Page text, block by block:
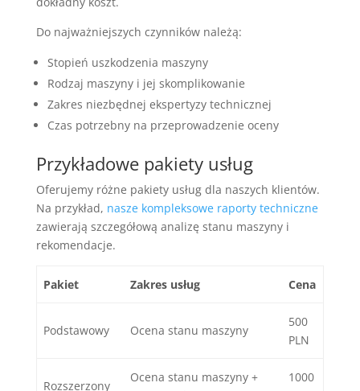
Do najważniejszych czynników należą:
Stopień uszkodzenia maszyny
Rodzaj maszyny i jej skomplikowanie
Zakres niezbędnej ekspertyzy technicznej
Czas potrzebny na przeprowadzenie oceny
Przykładowe pakiety usług
Oferujemy różne pakiety usług dla naszych klientów.
Na przykład, nasze kompleksowe raporty techniczne
zawierają szczegółową analizę stanu maszyny i
rekomendacje.
Pakiet Zakres usług Cena
Podstawowy Ocena stanu maszyny
500
PLN
Rozszerzony
Ocena stanu maszyny +
1000